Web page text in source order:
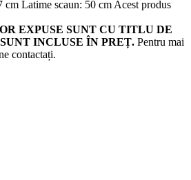
cm Latime scaun: 50 cm Acest produs
EXPUSE SUNT CU TITLU DE
INCLUSE ÎN PREȚ. Pentru mai
contactați.